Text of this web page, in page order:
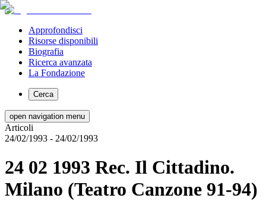
Approfondisci
Risorse disponibili
Biografia
Ricerca avanzata
La Fondazione
Cerca
open navigation menu
Articoli
24/02/1993 - 24/02/1993
24 02 1993 Rec. Il Cittadino.
Milano (Teatro Canzone 91-94)